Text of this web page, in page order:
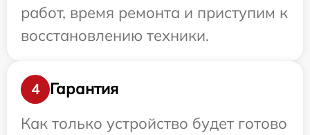
работ, время ремонта и приступим к
восстановлению техники.
4
Гарантия
Как только устройство будет готово